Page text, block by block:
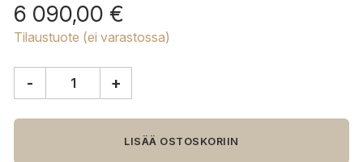
6 090,00 €
Tilaustuote (ei varastossa)
&
CH78
- +
LISÄÄ OSTOSKORIIN